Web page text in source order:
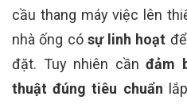
cầu thang máy việc lên
nhà ống có sự linh hoạt
đặt. Tuy nhiên cầnđảm
thuật đúng tiêu chuẩn